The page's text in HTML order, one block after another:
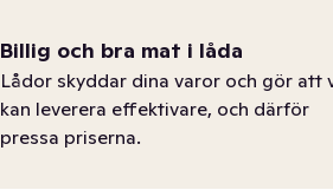
Billig och bra mat i låda
Lådor skyddar dina varor och gör att
kan leverera effektivare, och därför
pressa priserna.